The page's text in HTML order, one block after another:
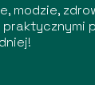
modzie,